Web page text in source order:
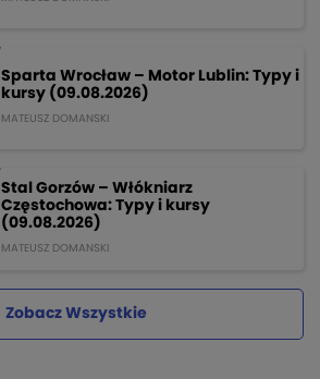
Sparta Wrocław – Motor Lublin: Typy i
kursy (09.08.2026)
MATEUSZ DOMANSKI
Stal Gorzów – Włókniarz
Częstochowa: Typy i kursy
(09.08.2026)
MATEUSZ DOMANSKI
Zobacz Wszystkie